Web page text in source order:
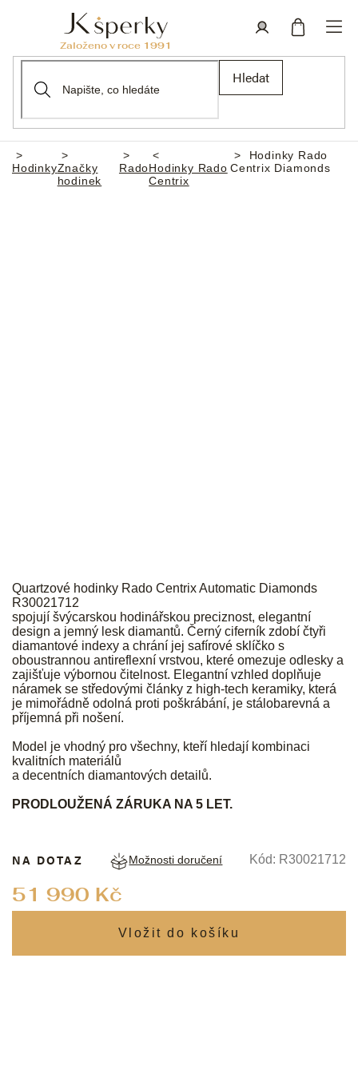
Hledat
Domů
HodinkyZnačky
hodinek
RadoHodinky Rado
Centrix
Hodinky Rado
Centrix Diamonds
Quartzové hodinky Rado Centrix Automatic Diamonds
R30021712
spojují švýcarskou hodinářskou preciznost, elegantní
design a jemný lesk diamantů. Černý ciferník zdobí čtyři
diamantové indexy a chrání jej safírové sklíčko s
oboustrannou antireflexní vrstvou, které omezuje odlesky a
zajišťuje výbornou čitelnost. Elegantní vzhled doplňuje
náramek se středovými články z high-tech keramiky, která
je mimořádně odolná proti poškrábání, je stálobarevná a
příjemná při nošení.
Model je vhodný pro všechny, kteří hledají kombinaci
kvalitních materiálů
a decentních diamantových detailů.
PRODLOUŽENÁ ZÁRUKA NA 5 LET.
51 990 Kč
NA DOTAZ Možnosti doručení Kód: R30021712